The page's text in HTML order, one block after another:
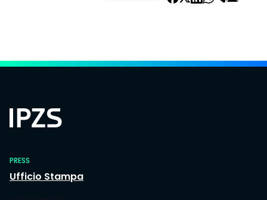
PRESS
Ufficio Stampa